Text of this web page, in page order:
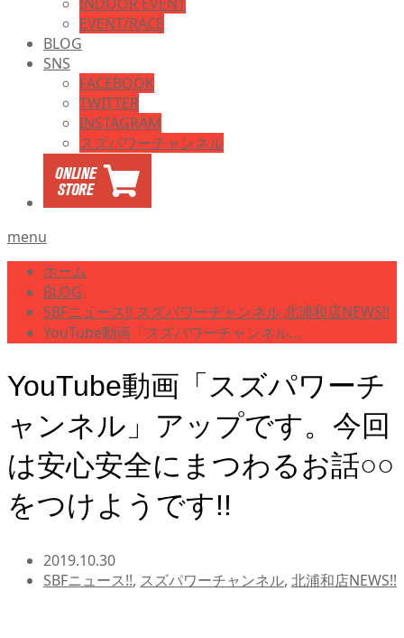
EVENT/RACE
BLOG
SNS
FACEBOOK
TWITTER
INSTAGRAM
スズパワーチャンネル
menu
ホーム
BLOG
SBFニュース!! スズパワーチャンネル北浦和店NEWS!!
YouTube動画「スズパワーチャンネル…
YouTube動画「スズパワーチ
ャンネル」アップです。今回
は安心安全にまつわるお話○○
をつけようです!!
2019.10.30
SBFニュース!!, スズパワーチャンネル, 北浦和店NEWS!!